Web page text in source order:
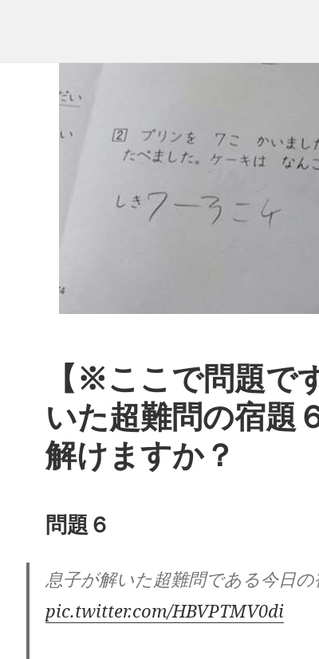
【※ここで問題で
いた超難問の宿題
解けますか？
問題６
息子が解いた超難問である今日の
pic.twitter.com/HBVPTMV0di